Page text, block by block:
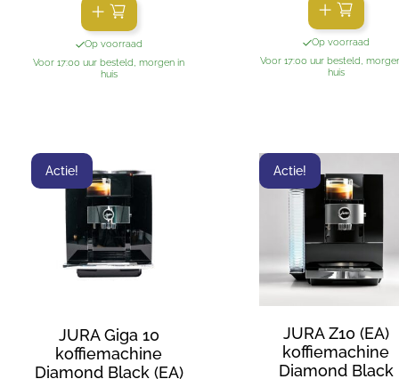
Op voorraad
Voor 17:00 uur besteld, morgen in
huis
Op voorraad
Voor 17:00 uur besteld,
huis
Actie!
JURA Giga 10
koffiemachine
Diamond Black (EA)
Actie!
JURA Z10 (EA)
koffiemachine
Diamond Black